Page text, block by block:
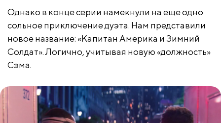
Однако в конце серии намекнули на еще одно
сольное приключение дуэта. Нам представили
новое название: «Капитан Америка и Зимний
Солдат». Логично, учитывая новую «должность»
Сэма.